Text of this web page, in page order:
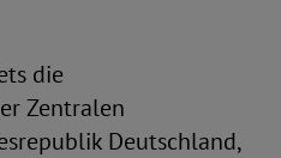
die
Zentralen
Deutschland,